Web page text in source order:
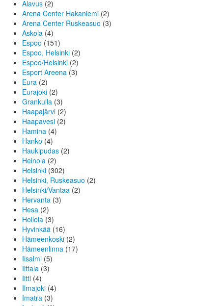
Alavus (2)
Arena Center Hakaniemi (2)
Arena Center Ruskeasuo (3)
Askola (4)
Espoo (151)
Espoo, Helsinki (2)
Espoo/Helsinki (2)
Esport Areena (3)
Eura (2)
Eurajoki (2)
Grankulla (3)
Haapajärvi (2)
Haapavesi (2)
Hamina (4)
Hanko (4)
Haukipudas (2)
Heinola (2)
Helsinki (302)
Helsinki, Ruskeasuo (2)
Helsinki/Vantaa (2)
Hervanta (3)
Hesa (2)
Hollola (3)
Hyvinkää (16)
Hämeenkoski (2)
Hämeenlinna (17)
Iisalmi (5)
Iittala (3)
Iitti (4)
Ilmajoki (4)
Imatra (3)